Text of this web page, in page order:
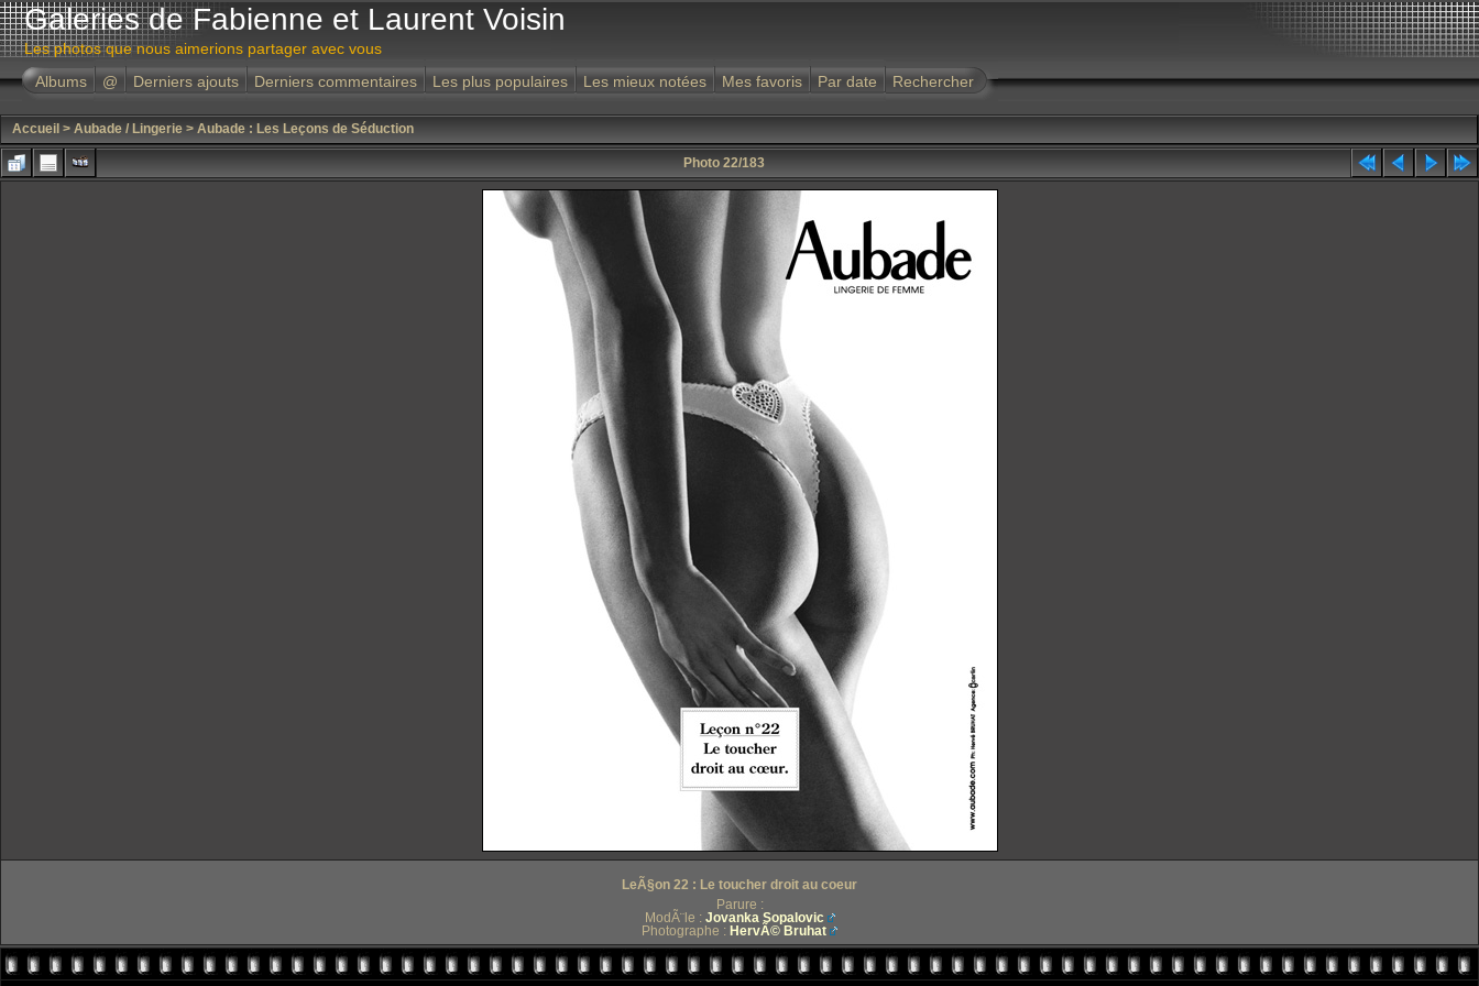
Galeries de Fabienne et Laurent Voisin
Les photos que nous aimerions partager avec vous
Albums
@ Derniers ajouts Derniers commentaires Les plus populaires Les mieux notées Mes favoris Par date Rechercher
Accueil > Aubade / Lingerie > Aubade : Les Leçons de Séduction
Photo 22/183
LeÃ§on 22 : Le toucher droit au coeur
Parure :
ModÃ¨le : Jovanka Sopalovic
Photographe : HervÃ© Bruhat